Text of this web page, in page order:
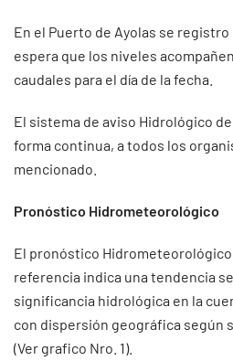
En el Puerto de Ayolas se registro
espera que los niveles
caudales para el día de la fecha.
El sistema de aviso Hidrológico de
forma continua, a todos los
mencionado.
Pronóstico Hidrometeorológico
El pronóstico
referencia indica una tendencia
significancia hidrológica en la
con dispersión geográfica según
(Ver grafico Nro. 1).